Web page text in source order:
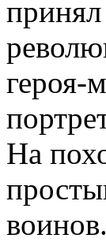
героя-
На
воинов.